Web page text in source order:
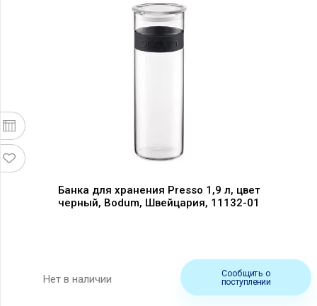
Банка для хранения Presso 1,9 л, цвет
черный, Bodum, Швейцария, 11132-01
Нет в наличии
Сообщить о
поступлении